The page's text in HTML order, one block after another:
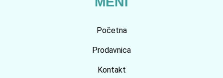
Početna
Prodavnica
Kontakt